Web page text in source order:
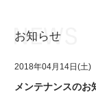
お知らせ
2018年04月14日(土)
メンテナンスのお